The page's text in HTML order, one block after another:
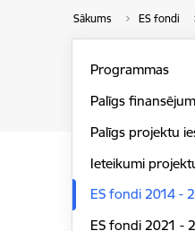
Sākums ES fondi
Programmas
Palīgs
Palīgs projektu
Ieteikumi
ES fondi 2014 -
ES fondi 2021 -